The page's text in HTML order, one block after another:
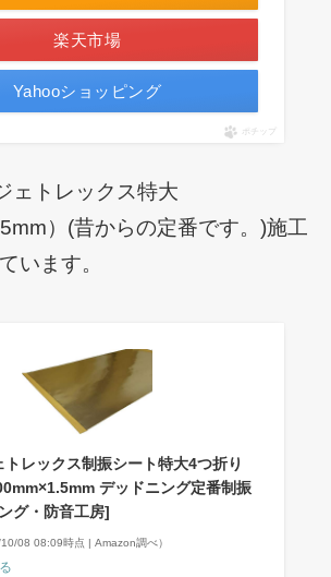
楽天市場
Yahooショッピング
ポチップ
ェトレックス特大
）(昔からの定番です。)施工
います。
レックス制振シート特大4つ折り
デッドニング定番制振
グ・防音工房]
10/08 08:09時点 | Amazon調べ）